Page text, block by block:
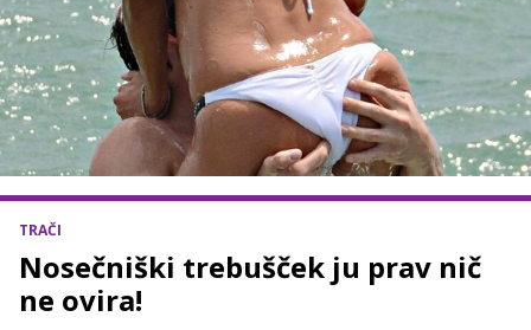
TRAČI
Nosečniški trebušček ju prav nič
ne ovira!